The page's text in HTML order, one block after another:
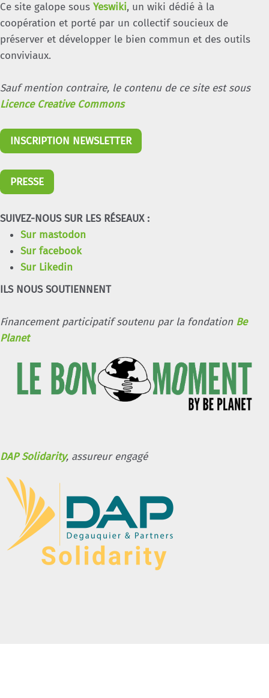
Ce site galope sous Yeswiki, un wiki dédié à la
coopération et porté par un collectif soucieux de
préserver et développer le bien commun et des outils
conviviaux.
Sauf mention contraire, le contenu de ce site est sous
Licence Creative Commons
INSCRIPTION NEWSLETTER
PRESSE
SUIVEZ-NOUS SUR LES RÉSEAUX :
Sur mastodon
Sur facebook
Sur Likedin
ILS NOUS SOUTIENNENT
Financement participatif soutenu par la fondation Be
Planet
DAP Solidarity, assureur engagé